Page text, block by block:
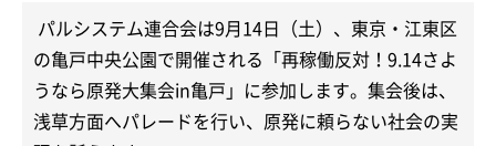
パルシステム連合会は9月14日（土）、東京・江東区
の亀戸中央公園で開催される「再稼働反対！9.14さよ
うなら原発大集会in亀戸」に参加します。集会後は、
浅草方面へパレードを行い、原発に頼らない社会の実